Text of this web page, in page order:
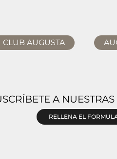
CLUB AUGUSTA
A
RELLENA EL